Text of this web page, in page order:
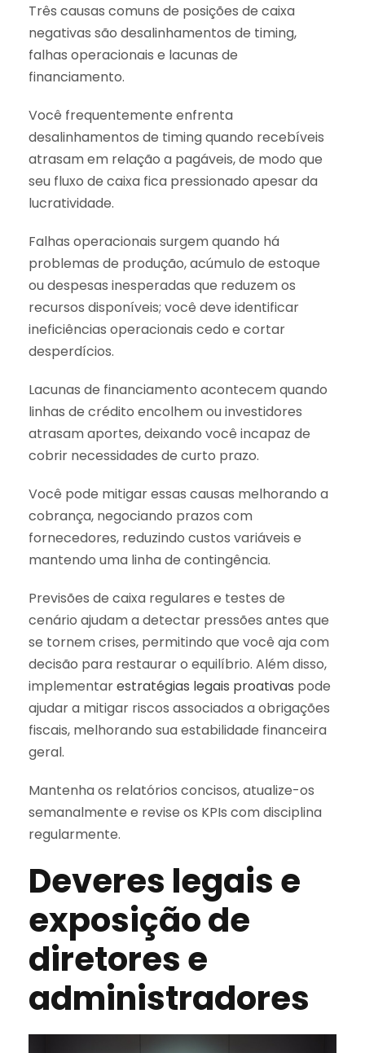
Três causas comuns de posições de caixa
negativas são desalinhamentos de timing,
falhas operacionais e lacunas de
financiamento.
Você frequentemente enfrenta
desalinhamentos de timing quando recebíveis
atrasam em relação a pagáveis, de modo que
seu fluxo de caixa fica pressionado apesar da
lucratividade.
Falhas operacionais surgem quando há
problemas de produção, acúmulo de estoque
ou despesas inesperadas que reduzem os
recursos disponíveis; você deve identificar
ineficiências operacionais cedo e cortar
desperdícios.
Lacunas de financiamento acontecem quando
linhas de crédito encolhem ou investidores
atrasam aportes, deixando você incapaz de
cobrir necessidades de curto prazo.
Você pode mitigar essas causas melhorando a
cobrança, negociando prazos com
fornecedores, reduzindo custos variáveis e
mantendo uma linha de contingência.
Previsões de caixa regulares e testes de
cenário ajudam a detectar pressões antes que
se tornem crises, permitindo que você aja com
decisão para restaurar o equilíbrio. Além disso,
implementarestratégias legais proativas pode
ajudar a mitigar riscos associados a obrigações
fiscais, melhorando sua estabilidade financeira
geral.
Mantenha os relatórios concisos, atualize-os
semanalmente e revise os KPIs com disciplina
regularmente.
Deveres legais e
exposição de
diretores e
administradores